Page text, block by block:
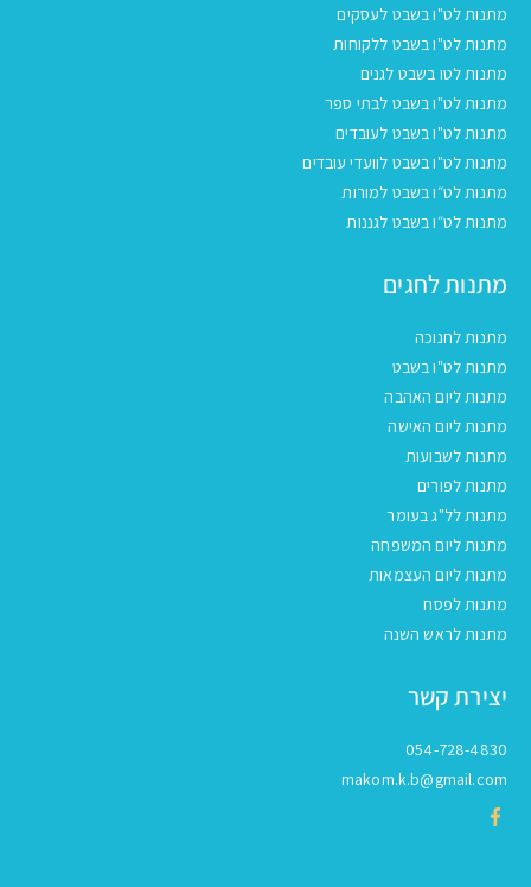
מתנות לט"ו בשבט לעסקים
מתנות לט"ו בשבט ללקוחות
מתנות לטו בשבט לגנים
מתנות לט"ו בשבט לבתי ספר
מתנות לט"ו בשבט לעובדים
מתנות לט"ו בשבט לוועדי עובדים
מתנות לט״ו בשבט למורות
מתנות לט״ו בשבט לגננות
מתנות לחגים
מתנות לחנוכה
מתנות לט"ו בשבט
מתנות ליום האהבה
מתנות ליום האישה
מתנות לשבועות
מתנות לפורים
מתנות לל"ג בעומר
מתנות ליום המשפחה
מתנות ליום העצמאות
מתנות לפסח
מתנות לראש השנה
יצירת קשר
054-728-4830
makom.k.b@gmail.com